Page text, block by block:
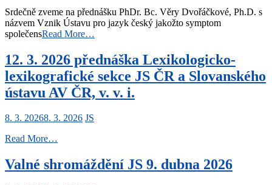
Srdečně zveme na přednášku PhDr. Bc. Věry Dvořáčkové, Ph.D. s
názvem Vznik Ústavu pro jazyk český jakožto symptom
společensRead More…
12. 3. 2026 přednáška Lexikologicko-
lexikografické sekce JS ČR a Slovanského
ústavu AV ČR, v. v. i.
8. 3. 20268. 3. 2026 JS
Read More…
Valné shromáždění JS 9. dubna 2026